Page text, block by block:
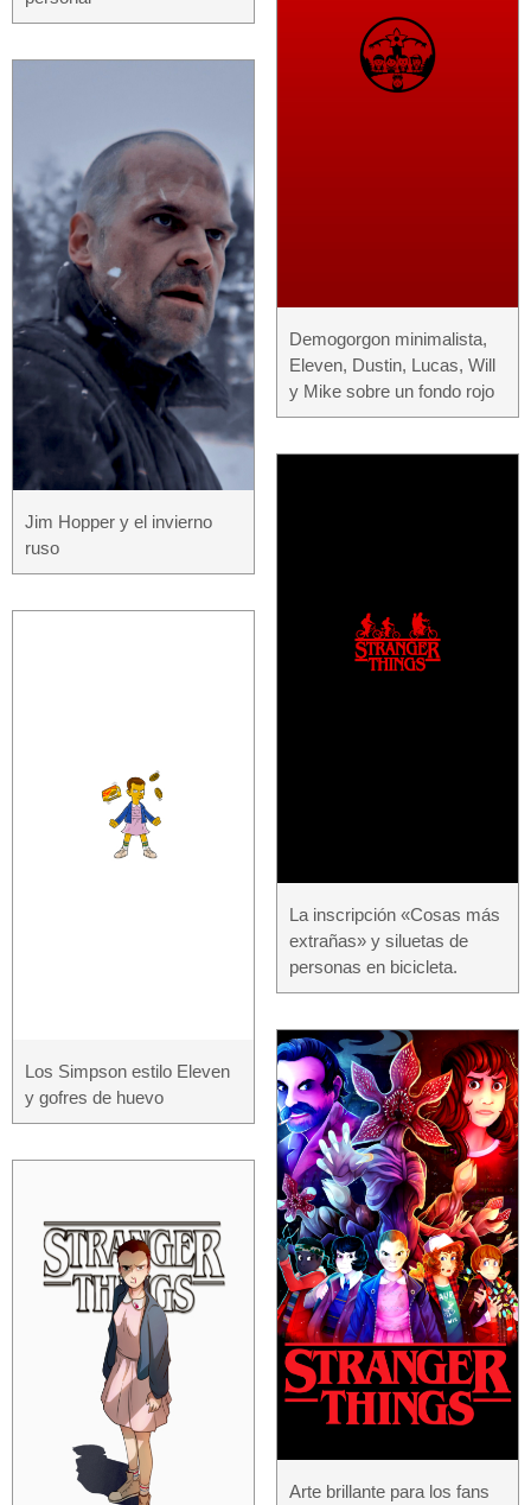
Jim Hopper y el invierno
ruso
Los Simpson estilo Eleven
y gofres de huevo
Demogorgon minimalista,
Eleven, Dustin, Lucas, Will
y Mike sobre un fondo rojo
La inscripción «Cosas más
extrañas» y siluetas de
personas en bicicleta.
Arte brillante para los fans